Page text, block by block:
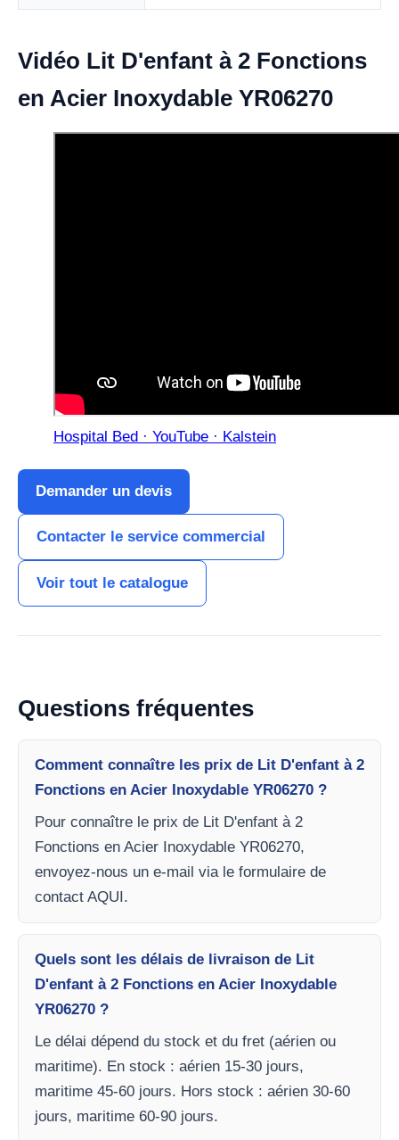
Vidéo Lit D'enfant à 2 Fonctions
en Acier Inoxydable YR06270
Hospital Bed · YouTube · Kalstein
Demander un devis
Contacter le service commercial
Voir tout le catalogue
Questions fréquentes
Comment connaître les prix de Lit D'enfant à 2
Fonctions en Acier Inoxydable YR06270 ?
Pour connaître le prix de Lit D'enfant à 2
Fonctions en Acier Inoxydable YR06270,
envoyez-nous un e-mail via le formulaire de
contact AQUI.
Quels sont les délais de livraison de Lit
D'enfant à 2 Fonctions en Acier Inoxydable
YR06270 ?
Le délai dépend du stock et du fret (aérien ou
maritime). En stock : aérien 15-30 jours,
maritime 45-60 jours. Hors stock : aérien 30-60
jours, maritime 60-90 jours.